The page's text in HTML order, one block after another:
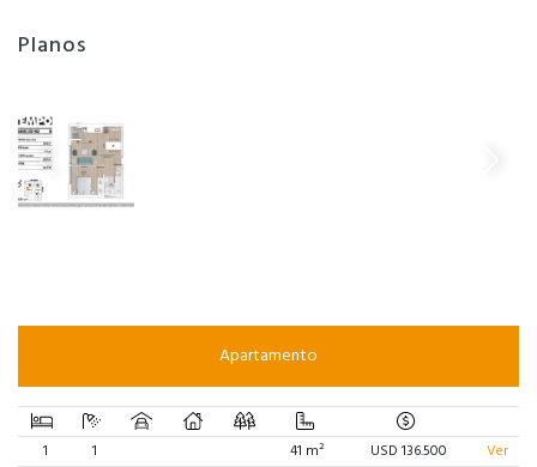
Planos
Apartamento
1 1 41 m² USD 136.500
Ver